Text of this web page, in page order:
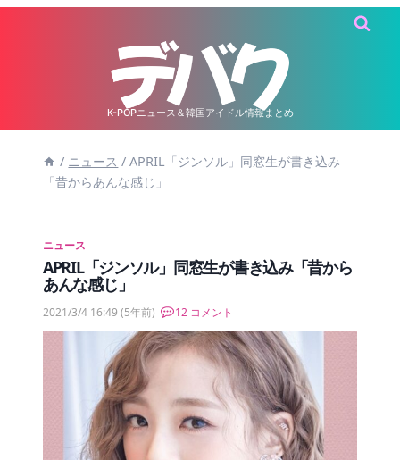
K-POPニュース＆韓国アイドル情報まとめ
/ ニュース / APRIL「ジンソル」同窓生が書き込み
「昔からあんな感じ」
ニュース
APRIL「ジンソル」同窓生が書き込み「昔から
あんな感じ」
2021/3/4 16:49 (5年前) 12 コメント